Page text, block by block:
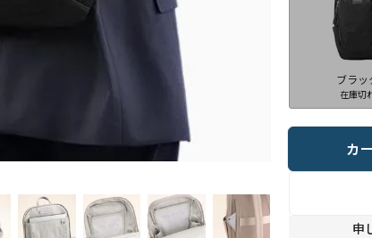
ブラッ
在庫切
カ
申